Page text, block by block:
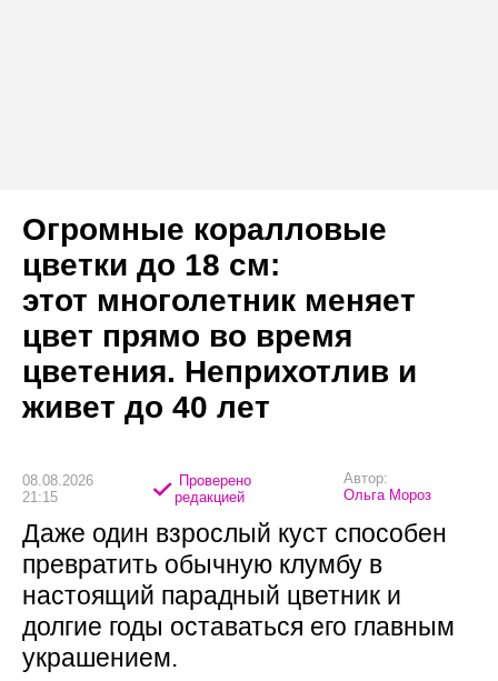
Огромные коралловые
цветки до 18 см:
этот многолетник меняет
цвет прямо во время
цветения. Неприхотлив и
живет до 40 лет
08.08.2026
21:15
Проверено
редакцией
Автор:
Ольга Мороз
Даже один взрослый куст способен
превратить обычную клумбу в
настоящий парадный цветник и
долгие годы оставаться его главным
украшением.